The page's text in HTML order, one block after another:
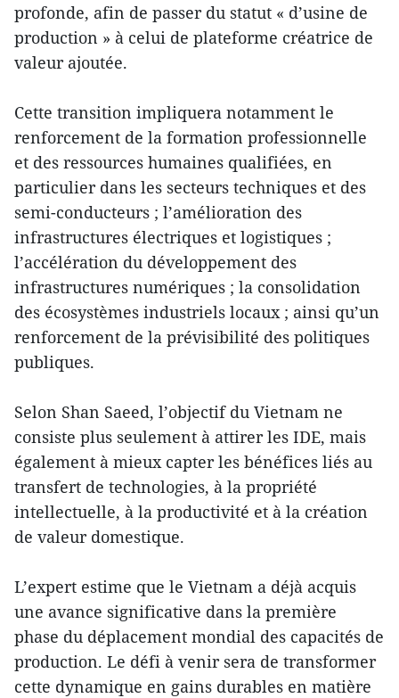
profonde, afin de passer du statut « d’usine de
production » à celui de plateforme créatrice de
valeur ajoutée.
Cette transition impliquera notamment le
renforcement de la formation professionnelle
et des ressources humaines qualifiées, en
particulier dans les secteurs techniques et des
semi-conducteurs ; l’amélioration des
infrastructures électriques et logistiques ;
l’accélération du développement des
infrastructures numériques ; la consolidation
des écosystèmes industriels locaux ; ainsi qu’un
renforcement de la prévisibilité des politiques
publiques.
Selon Shan Saeed, l’objectif du Vietnam ne
consiste plus seulement à attirer les IDE, mais
également à mieux capter les bénéfices liés au
transfert de technologies, à la propriété
intellectuelle, à la productivité et à la création
de valeur domestique.
L’expert estime que le Vietnam a déjà acquis
une avance significative dans la première
phase du déplacement mondial des capacités de
production. Le défi à venir sera de transformer
cette dynamique en gains durables en matière